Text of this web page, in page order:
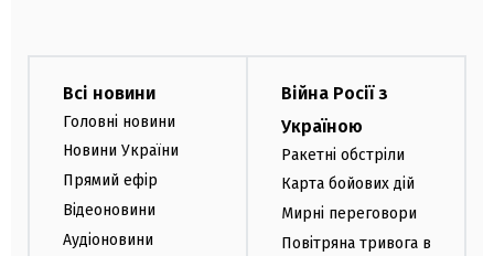
Всі новини
Головні новини
Новини України
Прямий ефір
Відеоновини
Аудіоновини
Війна Росії з
Україною
Ракетні обстріли
Карта бойових дій
Мирні переговори
Повітряна тривога в